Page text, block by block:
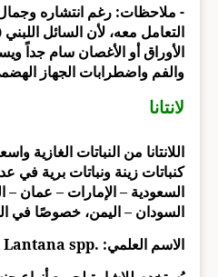
- ملاحظات: رغم انتشاره وجمال
التعامل معه، لأن السائل
الأوراق أو الأغصان سام جداً
والفم واضطرابات الجهاز
لانتانا
اللانتانا من النباتات الغازية
كنباتات زينة ونباتات برية في
السعودية – الإمارات – عمان –
السودان – اليمن، خصوصًا في
الاسم العلمي: .Lantana spp